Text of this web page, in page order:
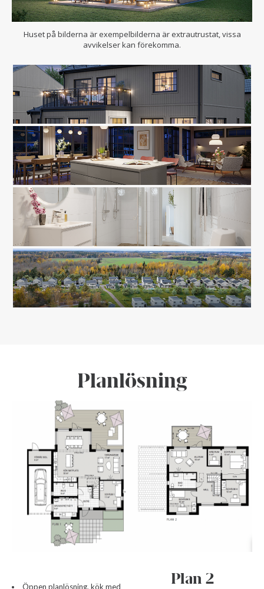
Huset på bilderna är exempelbilderna är extrautrustat, vissa
avvikelser kan förekomma.
Planlösning
Öppen planlösning, kök med Plan 2